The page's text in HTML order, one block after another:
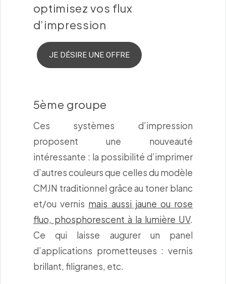
optimisez vos flux
d’impression
JE DÉSIRE UNE OFFRE
5ème groupe
Ces systèmes d’impression
proposent une nouveauté
intéressante : la possibilité d’imprimer
d’autres couleurs que celles du modèle
CMJN traditionnel grâce au toner blanc
et/ou vernis mais aussi jaune ou rose
fluo, phosphorescent à la lumière UV.
Ce qui laisse augurer un panel
d’applications prometteuses : vernis
brillant, filigranes, etc.